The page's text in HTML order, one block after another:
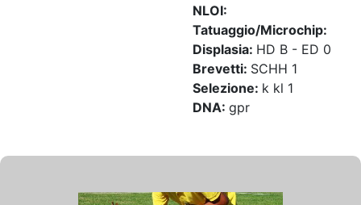
NLOI:
Tatuaggio/Microchip:
Displasia: HD B - ED 0
Brevetti: SCHH 1
Selezione: k kl 1
DNA: gpr